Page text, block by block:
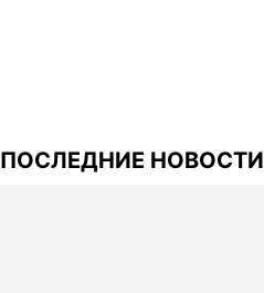
ПОСЛЕДНИЕ НОВОСТИ